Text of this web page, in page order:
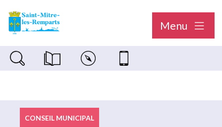
Menu
Recherche sur le siteMagazine municipal "Le Saint-Mitréen"
Carte interactiveNous contacter
CONSEIL MUNICIPAL